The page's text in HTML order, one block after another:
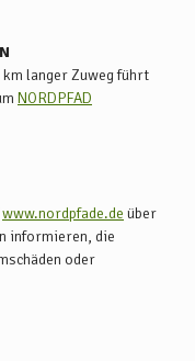
langer Zuweg führt
NORDPFAD
www.nordpfade.de über
informieren, die
oder